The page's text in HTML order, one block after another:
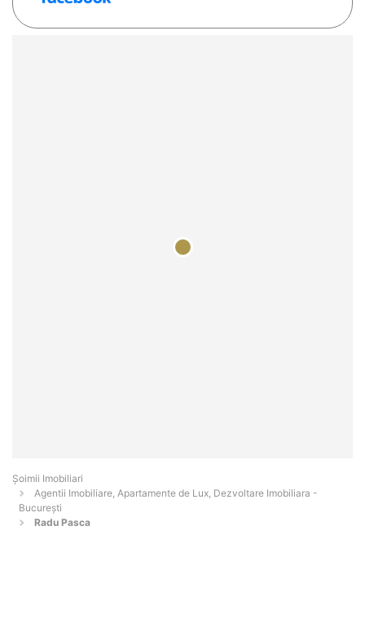
Șoimii Imobiliari
Agentii Imobiliare, Apartamente de Lux, Dezvoltare Imobiliara -
Bucureşti
Radu Pasca